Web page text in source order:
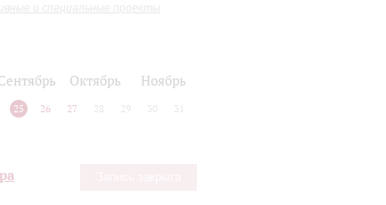
и специальные проекты
Октябрь Ноябрь
25 26 27 28 29 30 31